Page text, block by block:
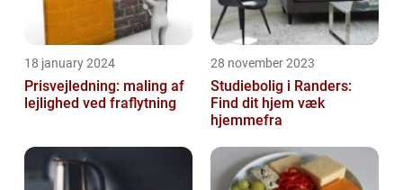
18 january 2024
Prisvejledning: maling af
lejlighed ved fraflytning
28 november 2023
Studiebolig i Randers:
Find dit hjem væk
hjemmefra